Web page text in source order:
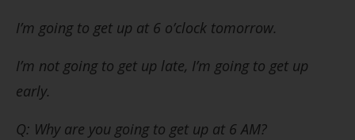
I’m going to get up at 6 o’clock tomorrow.
I’m not going to get up late, I’m going to get up
early.
Q: Why are you going to get up at 6 AM?